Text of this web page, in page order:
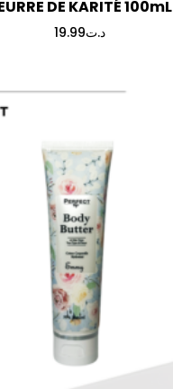
DE KARITÉ 100mL
د.ت19.99